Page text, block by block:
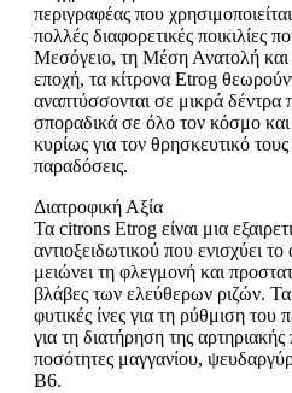
περιγραφέας που
πολλές διαφορετικές ποικιλίες
Μεσόγειο, τη Μέση Ανατολή
εποχή, τα κίτρονα Etrog
αναπτύσσονται σε μικρά δέντρα
σποραδικά σε όλο τον κόσμο και
κυρίως για τον θρησκευτικό
παραδόσεις.
Διατροφική Αξία
Τα citrons Etrog είναι μια
αντιοξειδωτικού που ενισχύει
μειώνει τη φλεγμονή και
βλάβες των ελεύθερων ριζών.
φυτικές ίνες για τη ρύθμιση του
για τη διατήρηση της
ποσότητες μαγγανίου,
Β6.